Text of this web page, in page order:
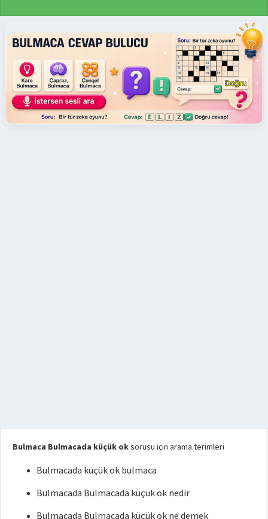
Bulmaca Bulmacada küçük oksorusu için arama terimleri
Bulmacada küçük ok bulmaca
Bulmacada Bulmacada küçük ok nedir
Bulmacada Bulmacada küçük ok ne demek